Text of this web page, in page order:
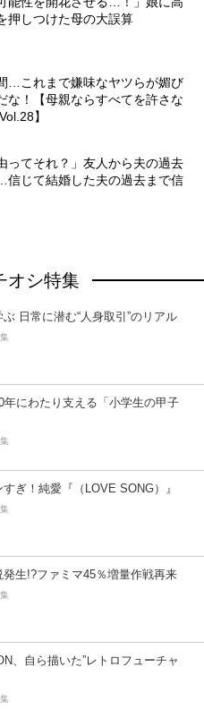
押しつけた母の大誤算
…これまで嫌味なヤツらが媚び
な！【母親ならすべてを許さな
】
ってそれ？」友人から夫の過去
信じて結婚した夫の過去まで信
オシ特集
日常に潜む“人身取引”のリアル
年にわたり支える「小学生の甲子
ぎ！純愛『（LOVE SONG）』
生!?ファミマ45％増量作戦再来
、自ら描いた”レトロフューチャ